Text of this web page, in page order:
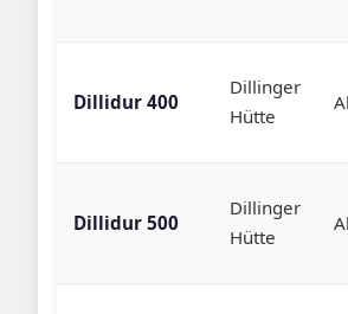
Dillidur 400
Dillinger
Hütte
Dillidur 500
Dillinger
Hütte